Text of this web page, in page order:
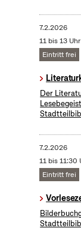
7.2.2026
11 bis 13 Uhr
Eintritt frei
Der
7.2.2026
11 bis 11:30
Eintritt frei